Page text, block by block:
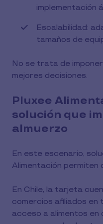
implementación
Escalabilidad:
tamaños de
No se trata de
mejores decisiones.
Pluxee
solución que
almuerzo
En este escenario,
Alimentación permiten
En Chile, la tarjeta
comercios afiliados en
acceso a alimentos